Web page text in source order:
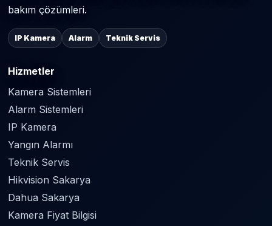
bakım çözümleri.
IP Kamera Alarm Teknik Servis
Hizmetler
Kamera Sistemleri
Alarm Sistemleri
IP Kamera
Yangın Alarmı
Teknik Servis
Hikvision Sakarya
Dahua Sakarya
Kamera Fiyat Bilgisi